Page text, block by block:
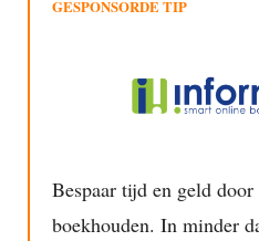
GESPONSORDE TIP
Bespaar tijd en geld door
boekhouden. In minder